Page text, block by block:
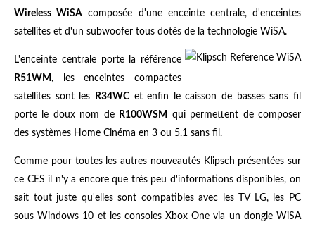
Wireless WiSA composée d'une enceinte centrale, d'enceintes
satellites et d'un subwoofer tous dotés de la technologie WiSA.
L'enceinte centrale porte la référence
R51WM, les enceintes compactes
satellites sont les
R34WCet enfin le caisson de basses sans fil
porte le doux nom de
R100WSM
qui permettent de composer
des systèmes Home Cinéma en 3 ou 5.1 sans fil.
Comme pour toutes les autres nouveautés Klipsch présentées sur
ce CES il n'y a encore que très peu d'informations disponibles, on
sait tout juste qu'elles sont compatibles avec les TV LG, les PC
sous Windows 10 et les consoles Xbox One via un dongle WiSA